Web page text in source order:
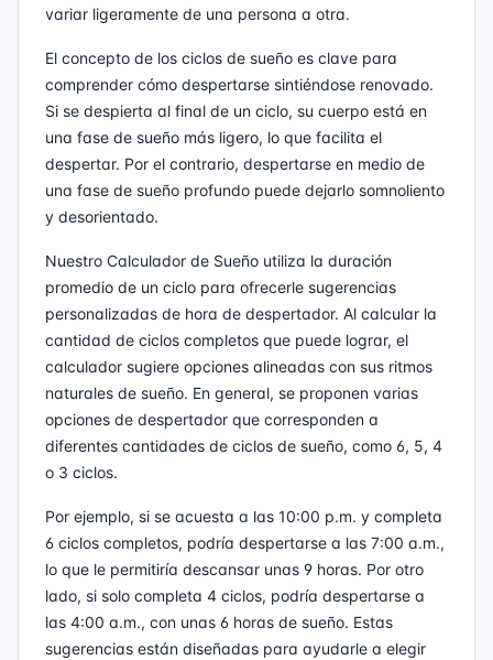
variar ligeramente de una persona a otra.
El concepto de los ciclos de sueño es clave para
comprender cómo despertarse sintiéndose renovado.
Si se despierta al final de un ciclo, su cuerpo está en
una fase de sueño más ligero, lo que facilita el
despertar. Por el contrario, despertarse en medio de
una fase de sueño profundo puede dejarlo somnoliento
y desorientado.
Nuestro Calculador de Sueño utiliza la duración
promedio de un ciclo para ofrecerle sugerencias
personalizadas de hora de despertador. Al calcular la
cantidad de ciclos completos que puede lograr, el
calculador sugiere opciones alineadas con sus ritmos
naturales de sueño. En general, se proponen varias
opciones de despertador que corresponden a
diferentes cantidades de ciclos de sueño, como 6, 5, 4
o 3 ciclos.
Por ejemplo, si se acuesta a las 10:00 p.m. y completa
6 ciclos completos, podría despertarse a las 7:00 a.m.,
lo que le permitiría descansar unas 9 horas. Por otro
lado, si solo completa 4 ciclos, podría despertarse a
las 4:00 a.m., con unas 6 horas de sueño. Estas
sugerencias están diseñadas para ayudarle a elegir